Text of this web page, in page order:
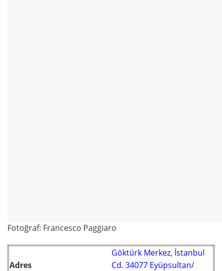
Fotoğraf: Francesco Paggiaro
Adres
Göktürk Merkez, İstanbul
Cd. 34077 Eyüpsultan/